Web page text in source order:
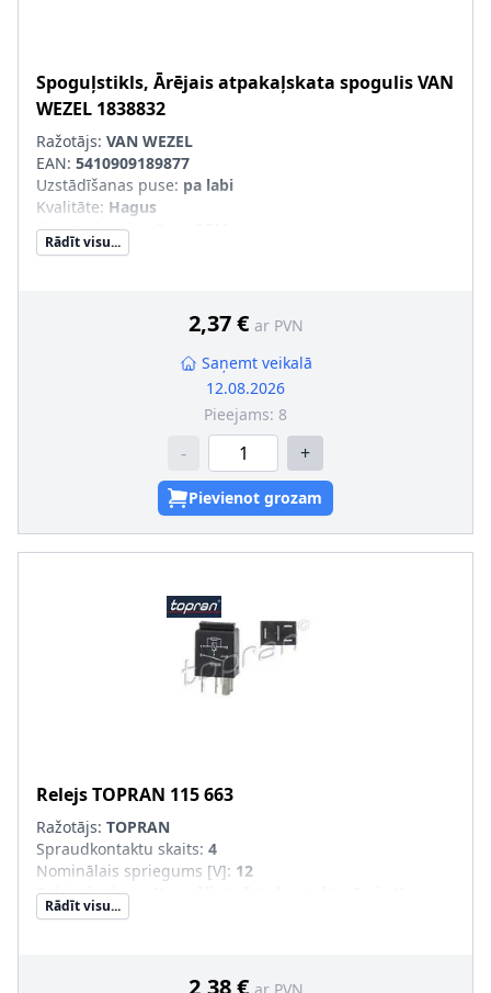
Spoguļstikls, Ārējais atpakaļskata spogulisVAN
WEZEL 1838832
Ražotājs: VAN WEZEL
EAN: 5410909189877
Uzstādīšanas puse: pa labi
Kvalitāte: Hagus
tikai savienojumā ar
Ārējais-/Iekšējais spogulis
Rādīt visu...
2,37 € ar PVN
Saņemt veikalā
12.08.2026
Pieejams: 8
- +
Pievienot grozam
RelejsTOPRAN 115 663
Ražotājs: TOPRAN
Spraudkontaktu skaits: 4
Nominālais spriegums [V]: 12
Releja funkcija
kontakts
Rādīt visu...
2,38 €